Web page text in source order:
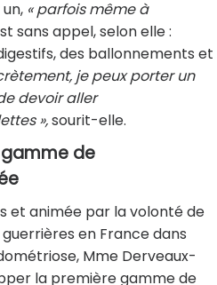
« parfois même à
sans appel, selon elle :
des ballonnements et
je peux porter un
devoir aller
»,sourit-elle.
de
et animée par la volonté de
en France dans
Mme Derveaux-
la première gamme de